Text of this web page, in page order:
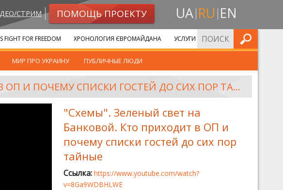
СТРИМ ПОМОЩЬ ПРОЕКТУ UA RU EN
МИР ПРО УКРАИНУ ПУБЛИЧНЫЕ ЛЮДИ
FIGHT FOR FREEDOM ХРОНОЛОГИЯ ЄВРОМАЙДАНА УСЛУГИ ИСКАТЬ
"СХЕМЫ". ЗЕЛЕНЫЙ СВЕТ НА БАНКОВОЙ. КТО ПРИХОДИТ В ОП И ПОЧЕМУ СПИСКИ ГОСТЕЙ ДО СИХ ПОР ТАЙНЫЕ
"Схемы". Зеленый свет на
Банковой. Кто приходит в ОП и
почему списки гостей до сих пор
тайные
Ссылка: https://www.youtube.com/watch?
v=8Ga9WDBHLWE